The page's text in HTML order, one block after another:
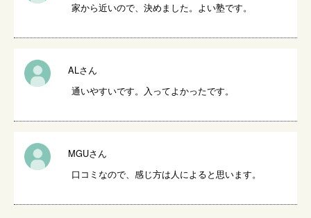
家から近いので、決めました。よい塾です。
ALさん
通いやすいです。入ってよかったです。
MGUさん
口コミなので、感じ方は人によると思います。